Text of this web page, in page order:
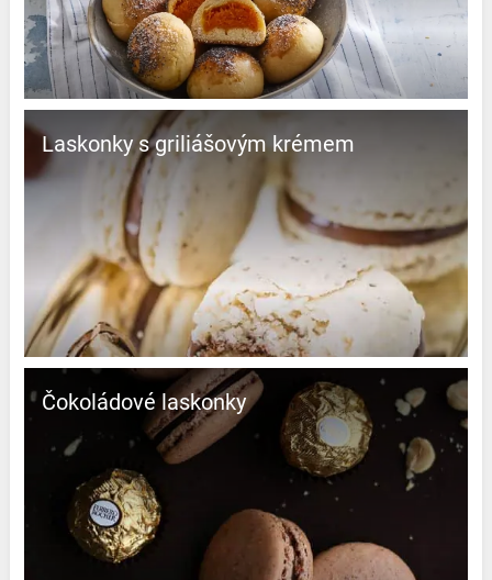
Laskonky s griliášovým krémem
Čokoládové laskonky